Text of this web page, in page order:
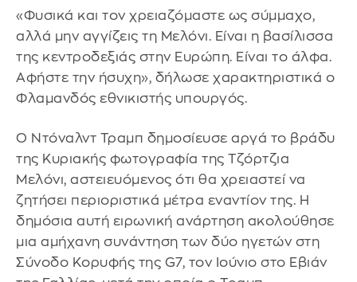
«Φυσικά και τον χρειαζόμαστε ως σύμμαχο,
αλλά μην αγγίζεις τη Μελόνι. Είναι η βασίλισσα
της κεντροδεξιάς στην Ευρώπη. Είναι το άλφα.
Αφήστε την ήσυχη», δήλωσε χαρακτηριστικά ο
Φλαμανδός εθνικιστής υπουργός.
Ο Ντόναλντ Τραμπ δημοσίευσε αργά το βράδυ
της Κυριακής φωτογραφία της Τζόρτζια
Μελόνι, αστειευόμενος ότι θα χρειαστεί να
ζητήσει περιοριστικά μέτρα εναντίον της. Η
δημόσια αυτή ειρωνική ανάρτηση ακολούθησε
μια αμήχανη συνάντηση των δύο ηγετών στη
Σύνοδο Κορυφής της G7, τον Ιούνιο στο Εβιάν